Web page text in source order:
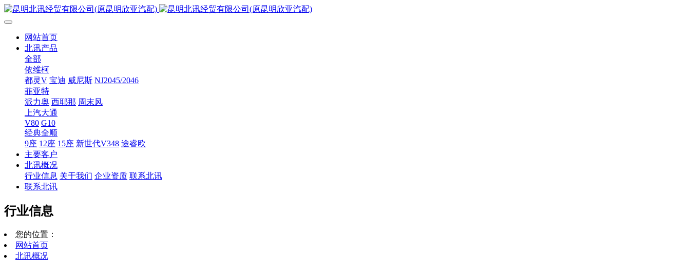
网站首页
北讯产品
全部
依维柯
都灵V 宝迪 威尼斯 NJ2045/2046
菲亚特
派力奥 西耶那 周末风
上汽大通
V80 G10
经典全顺
9座 12座 15座 新世代V348 途睿欧
主要客户
北讯概况
行业信息 关于我们 企业资质 联系北讯
联系北讯
行业信息
您的位置：
网站首页
北讯概况